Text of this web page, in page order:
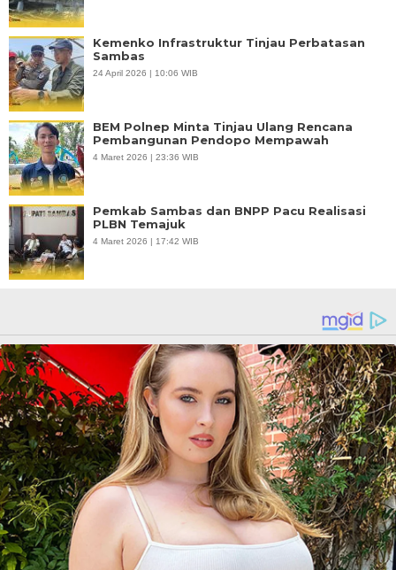
Kemenko Infrastruktur Tinjau Perbatasan
Sambas
24 April 2026 | 10:06 WIB
BEM Polnep Minta Tinjau Ulang Rencana
Pembangunan Pendopo Mempawah
4 Maret 2026 | 23:36 WIB
Pemkab Sambas dan BNPP Pacu Realisasi
PLBN Temajuk
4 Maret 2026 | 17:42 WIB